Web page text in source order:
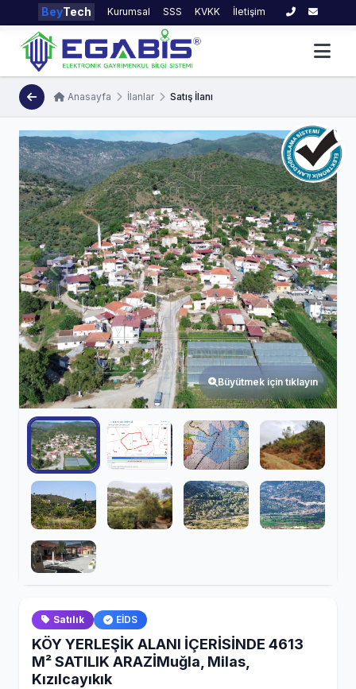
BeyTech Kurumsal SSS KVKK İletişim
Anasayfa İlanlar Satış İlanı
Büyütmek için tıklayın
Satılık EİDS
KÖY YERLEŞİK ALANI İÇERİSİNDE 4613
M² SATILIK ARAZİMuğla, Milas,
Kızılcayıkık